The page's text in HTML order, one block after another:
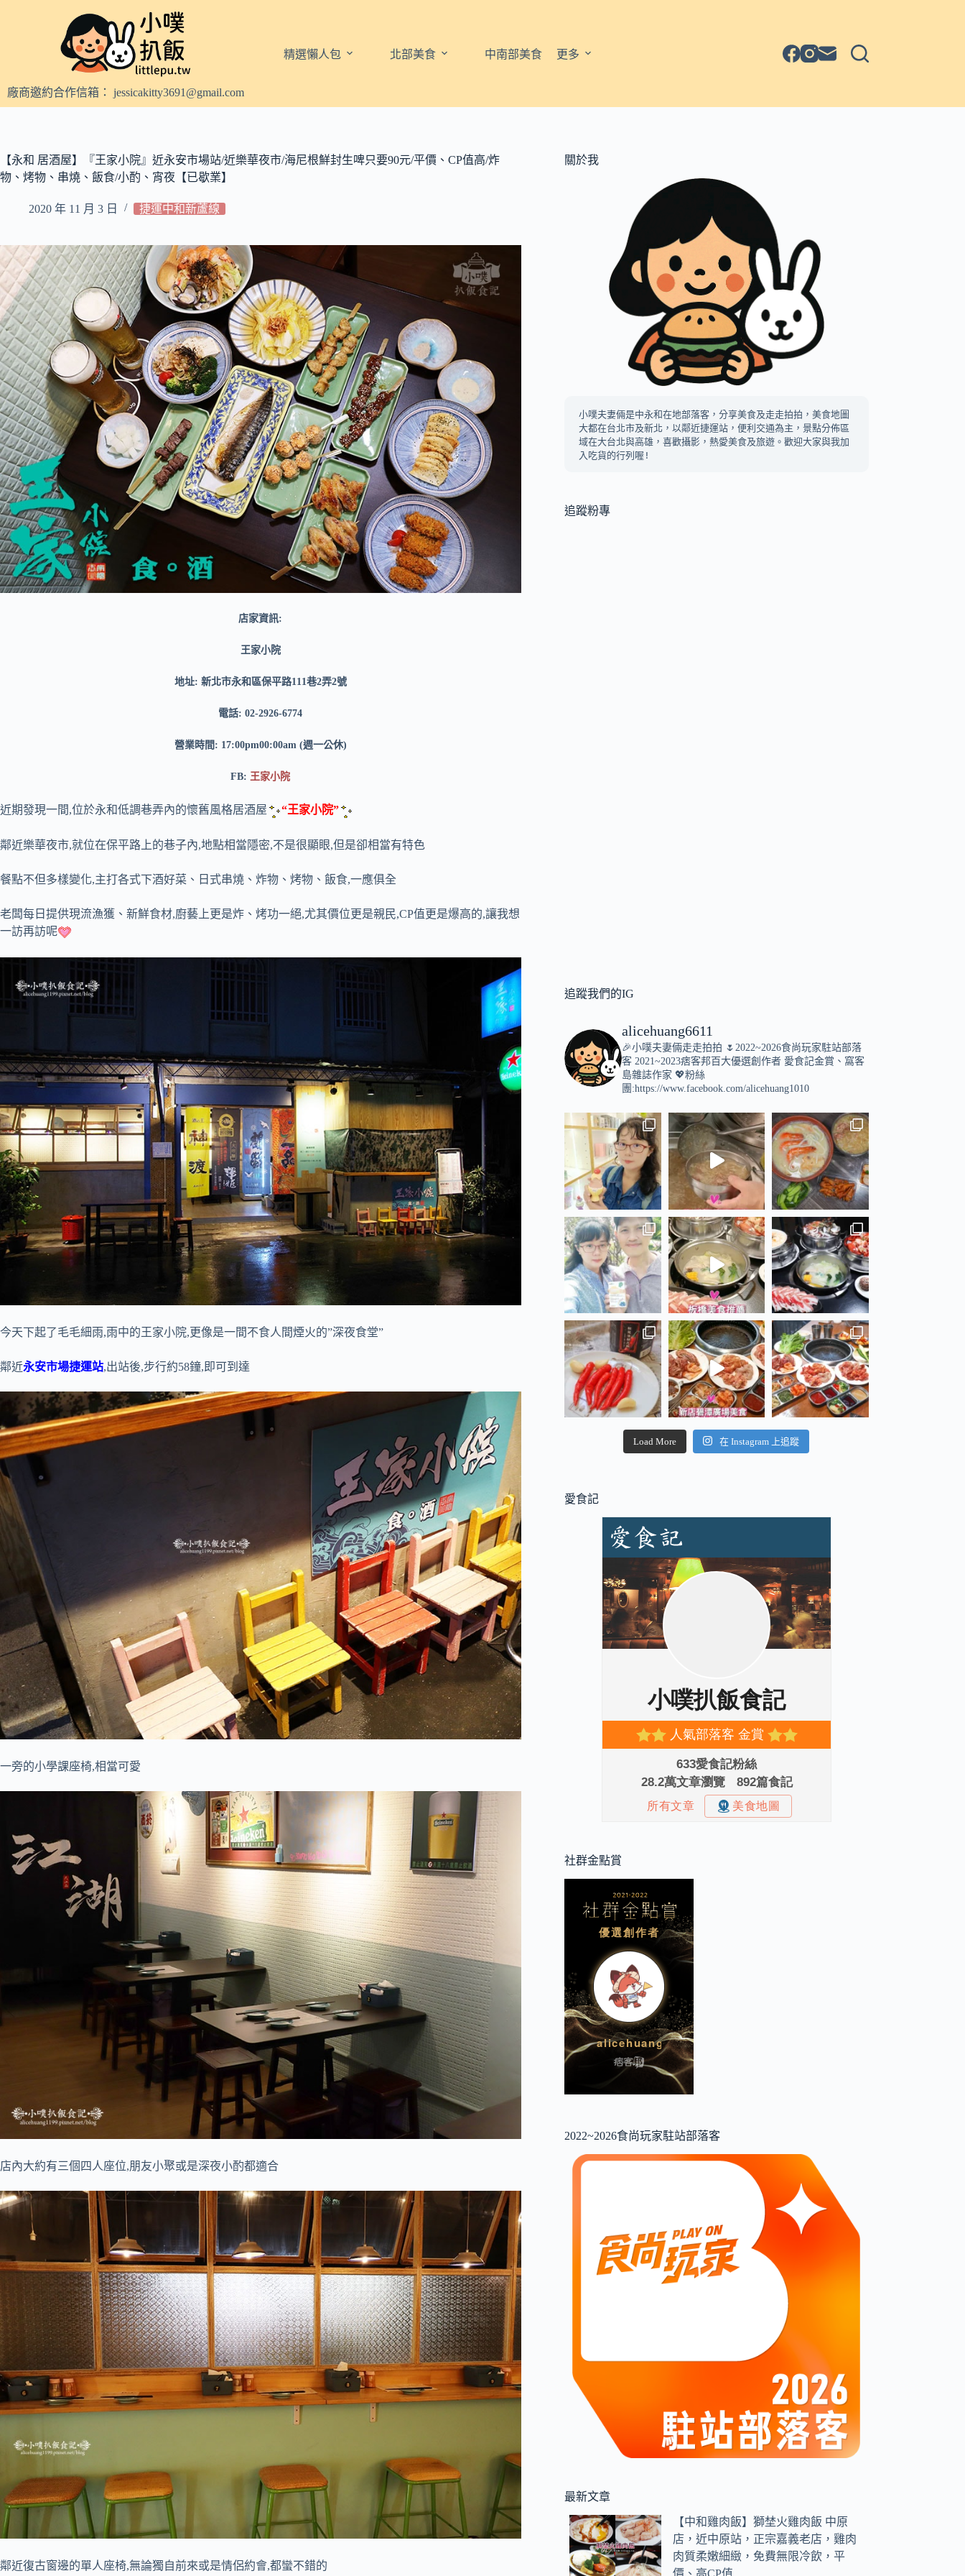
容廠商邀約合作信箱： jessicakitty3691@gmail.com
精選懶人包 北部美食 中南部美食 更多
【永和 居酒屋】『王家小院』近永安市場站/近樂華夜市/海尼根鮮封生啤只要90元/平價、CP值高/炸
物、烤物、串燒、飯食/小酌、宵夜【已歇業】
2020 年 11 月 3 日 捷運中和新蘆線
店家資訊:
王家小院
地址: 新北市永和區保平路111巷2弄2號
電話: 02-2926-6774
營業時間: 17:00pm00:00am (週一公休)
FB: 王家小院
近期發現一間,位於永和低調巷弄內的懷舊風格居酒屋 “王家小院”
鄰近樂華夜市,就位在保平路上的巷子內,地點相當隱密,不是很顯眼,但是卻相當有特色
餐點不但多樣變化,主打各式下酒好菜、日式串燒、炸物、烤物、飯食,一應俱全
老闆每日提供現流漁獲、新鮮食材,廚藝上更是炸、烤功一絕,尤其價位更是親民,CP值更是爆高的,讓我想
一訪再訪呢
今天下起了毛毛細雨,雨中的王家小院,更像是一間不食人間煙火的”深夜食堂”
鄰近永安市場捷運站,出站後,步行約58鐘,即可到達
一旁的小學課座椅,相當可愛
店內大約有三個四人座位,朋友小聚或是深夜小酌都適合
鄰近復古窗邊的單人座椅,無論獨自前來或是情侶約會,都蠻不錯的
關於我
小噗夫妻倆是中永和在地部落客，分享美食及走走拍拍，美食地圖
大都在台北市及新北，以鄰近捷運站，便利交通為主，景點分佈區
域在大台北與高雄，喜歡攝影，熱愛美食及旅遊。歡迎大家與我加
入吃貨的行列喔!
追蹤粉專
追蹤我們的IG
alicehuang6611
🎉小噗夫妻倆走走拍拍 🌷2022~2026食尚玩家駐站部落
客 2021~2023痞客邦百大優選創作者 愛食記金賞、窩客
島雜誌作家 💖粉絲
團:https://www.facebook.com/alicehuang1010
Load More 在 Instagram 上追蹤
愛食記
社群金點賞
2022~2026食尚玩家駐站部落客
最新文章
【中和雞肉飯】獅埜火雞肉飯 中原
店，近中原站，正宗嘉義老店，雞肉
肉質柔嫩細緻，免費無限冷飲，平
價、高CP值